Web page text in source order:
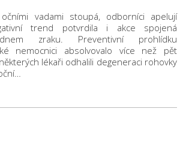
vadami stoupá, odborníci apelují
trend potvrdila i akce spojená
zraku. Preventivní prohlídku
nemocnici absolvovalo více než pět
lékaři odhalili degeneraci rohovky